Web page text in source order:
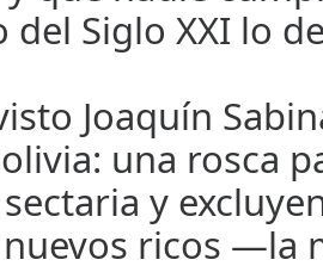
del Siglo XXI lo
Joaquín
una rosca
y
ricos —la